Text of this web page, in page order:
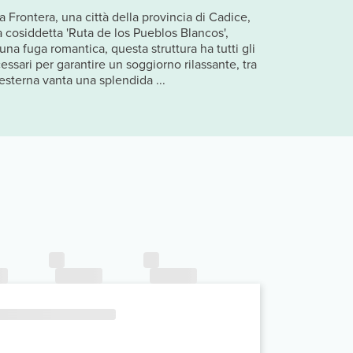
Frontera, una città della provincia di Cadice,
'Ruta de los Pueblos Blancos',
fuga romantica, questa struttura ha tutti gli
per garantire un soggiorno rilassante, tra
vanta una splendida ...